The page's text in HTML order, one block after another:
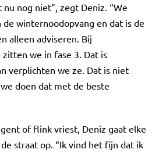
nog niet”, zegt Deniz. “We
winternoodopvang en dat is de
alleen adviseren. Bij
we in fase 3. Dat is
verplichten we ze. Dat is niet
doen dat met de beste
of flink vriest, Deniz gaat elke
straat op. “Ik vind het fijn dat ik